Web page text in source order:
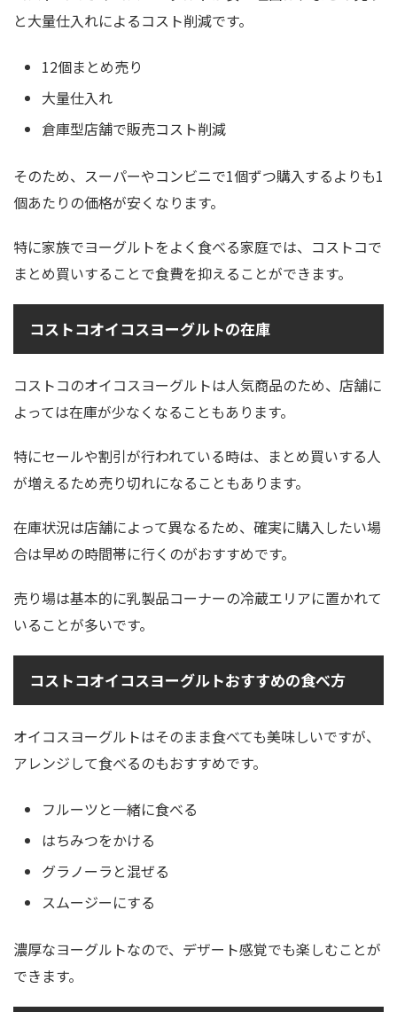
と大量仕入れによるコスト削減です。
12個まとめ売り
大量仕入れ
倉庫型店舗で販売コスト削減
そのため、スーパーやコンビニで1個ずつ購入するよりも1
個あたりの価格が安くなります。
特に家族でヨーグルトをよく食べる家庭では、コストコで
まとめ買いすることで食費を抑えることができます。
コストコオイコスヨーグルトの在庫
コストコのオイコスヨーグルトは人気商品のため、店舗に
よっては在庫が少なくなることもあります。
特にセールや割引が行われている時は、まとめ買いする人
が増えるため売り切れになることもあります。
在庫状況は店舗によって異なるため、確実に購入したい場
合は早めの時間帯に行くのがおすすめです。
売り場は基本的に乳製品コーナーの冷蔵エリアに置かれて
いることが多いです。
コストコオイコスヨーグルトおすすめの食べ方
オイコスヨーグルトはそのまま食べても美味しいですが、
アレンジして食べるのもおすすめです。
フルーツと一緒に食べる
はちみつをかける
グラノーラと混ぜる
スムージーにする
濃厚なヨーグルトなので、デザート感覚でも楽しむことが
できます。